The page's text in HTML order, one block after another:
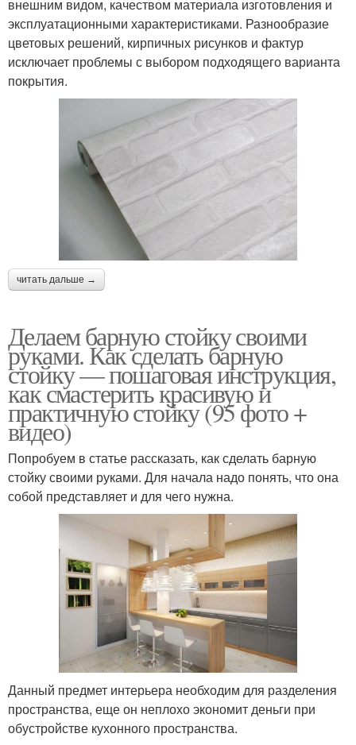
внешним видом, качеством материала изготовления и
эксплуатационными характеристиками. Разнообразие
цветовых решений, кирпичных рисунков и фактур
исключает проблемы с выбором подходящего варианта
покрытия.
читать дальше →
Делаем барную стойку своими
руками. Как сделать барную
стойку — пошаговая инструкция,
как смастерить красивую и
практичную стойку (95 фото +
видео)
Попробуем в статье рассказать, как сделать барную
стойку своими руками. Для начала надо понять, что она
собой представляет и для чего нужна.
Данный предмет интерьера необходим для разделения
пространства, еще он неплохо экономит деньги при
обустройстве кухонного пространства.